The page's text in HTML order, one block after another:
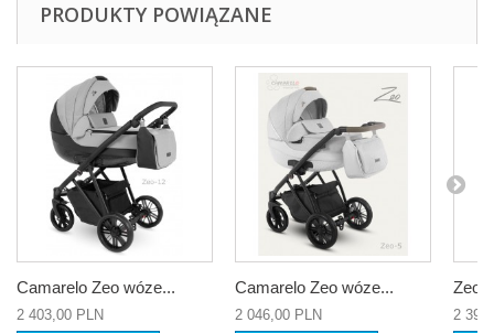
PRODUKTY POWIĄZANE
Camarelo Zeo wóze...
2 403,00 PLN
Camarelo Zeo wóze...
2 046,00 PLN
Zeo
2